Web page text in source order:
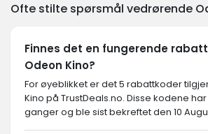
Ofte stilte spørsmål vedrørende
Finnes det en fungerende
Odeon Kino?
For øyeblikket er det 5 rabattkoder
Kino på TrustDeals.no. Disse kodene
ganger og ble sist bekreftet den 10